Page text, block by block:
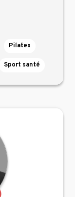
Pilates
Sport santé